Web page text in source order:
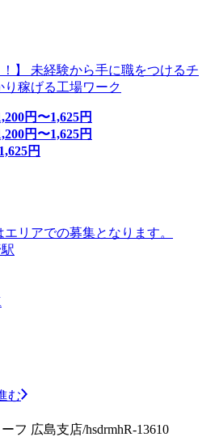
！】 未経験から手に職をつけるチ
り稼げる工場ワーク
円〜1,625円
円〜1,625円
1,625円
リアでの募集となります。
む
フ 広島支店/hsdrmhR-13610